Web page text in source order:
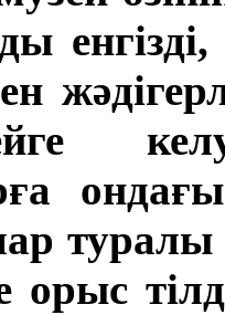
туралы
орыс